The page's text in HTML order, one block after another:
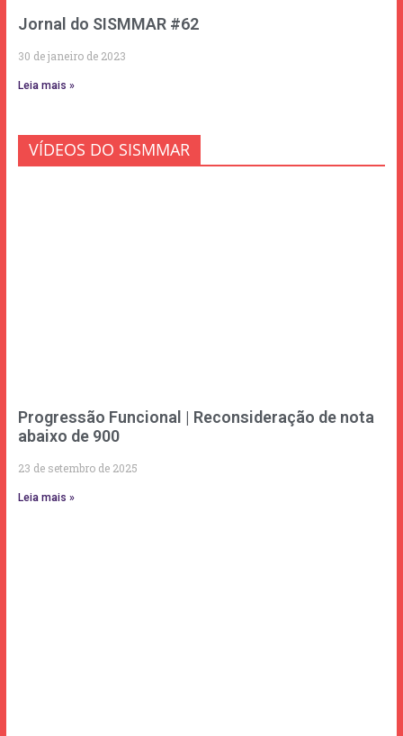
Jornal do SISMMAR #62
30 de janeiro de 2023
Leia mais »
VÍDEOS DO SISMMAR
Progressão Funcional | Reconsideração de nota
abaixo de 900
23 de setembro de 2025
Leia mais »